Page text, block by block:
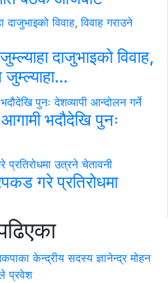
दाजुभाइको विवाह,
जुम्ल्याहा…
भदौदेखि पुनः
गरे प्रतिरोधमा
केन्द्रीय सदस्य ज्ञानेन्द्र मोहन
प्रवेश